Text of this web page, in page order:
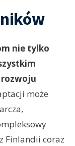
nie tylko
może
Finlandii coraz